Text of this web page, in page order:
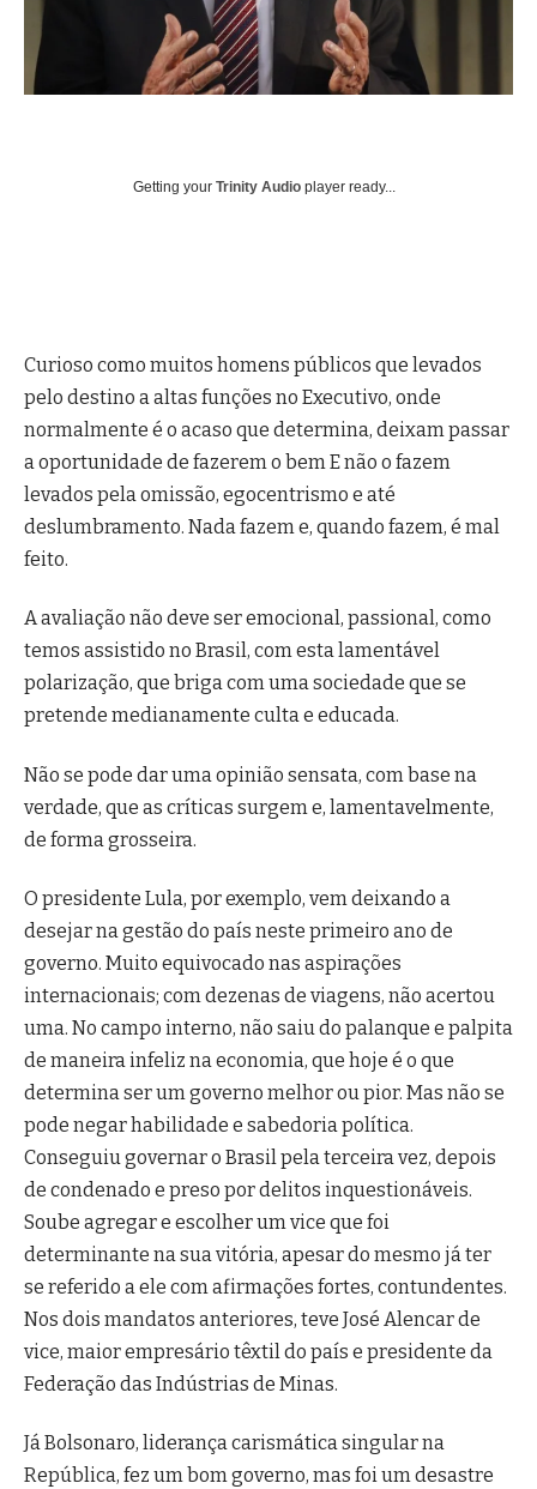
Getting your Trinity Audio player ready...
Curioso como muitos homens públicos que levados
pelo destino a altas funções no Executivo, onde
normalmente é o acaso que determina, deixam passar
a oportunidade de fazerem o bem E não o fazem
levados pela omissão, egocentrismo e até
deslumbramento. Nada fazem e, quando fazem, é mal
feito.
A avaliação não deve ser emocional, passional, como
temos assistido no Brasil, com esta lamentável
polarização, que briga com uma sociedade que se
pretende medianamente culta e educada.
Não se pode dar uma opinião sensata, com base na
verdade, que as críticas surgem e, lamentavelmente,
de forma grosseira.
O presidente Lula, por exemplo, vem deixando a
desejar na gestão do país neste primeiro ano de
governo. Muito equivocado nas aspirações
internacionais; com dezenas de viagens, não acertou
uma. No campo interno, não saiu do palanque e palpita
de maneira infeliz na economia, que hoje é o que
determina ser um governo melhor ou pior. Mas não se
pode negar habilidade e sabedoria política.
Conseguiu governar o Brasil pela terceira vez, depois
de condenado e preso por delitos inquestionáveis.
Soube agregar e escolher um vice que foi
determinante na sua vitória, apesar do mesmo já ter
se referido a ele com afirmações fortes, contundentes.
Nos dois mandatos anteriores, teve José Alencar de
vice, maior empresário têxtil do país e presidente da
Federação das Indústrias de Minas.
Já Bolsonaro, liderança carismática singular na
República, fez um bom governo, mas foi um desastre